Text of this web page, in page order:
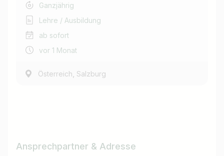
Ganzjährig
Lehre / Ausbildung
ab sofort
vor 1 Monat
Österreich, Salzburg
Ansprechpartner & Adresse